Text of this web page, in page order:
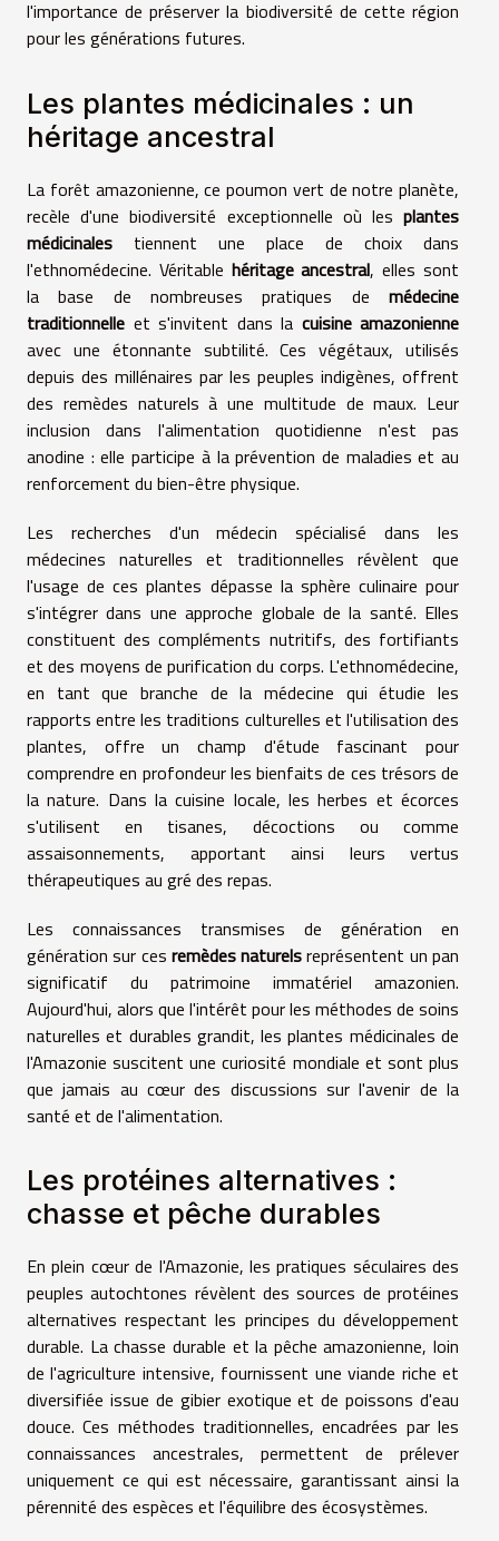
l'importance de préserver la biodiversité de cette région
pour les générations futures.
Les plantes médicinales : un
héritage ancestral
La forêt amazonienne, ce poumon vert de notre planète,
recèle d'une biodiversité exceptionnelle où les plantes
médicinales tiennent une place de choix dans
l'ethnomédecine. Véritable héritage ancestral, elles sont
la base de nombreuses pratiques de médecine
traditionnelle et s'invitent dans la cuisine amazonienne
avec une étonnante subtilité. Ces végétaux, utilisés
depuis des millénaires par les peuples indigènes, offrent
des remèdes naturels à une multitude de maux. Leur
inclusion dans l'alimentation quotidienne n'est pas
anodine : elle participe à la prévention de maladies et au
renforcement du bien-être physique.
Les recherches d'un médecin spécialisé dans les
médecines naturelles et traditionnelles révèlent que
l'usage de ces plantes dépasse la sphère culinaire pour
s'intégrer dans une approche globale de la santé. Elles
constituent des compléments nutritifs, des fortifiants
et des moyens de purification du corps. L'ethnomédecine,
en tant que branche de la médecine qui étudie les
rapports entre les traditions culturelles et l'utilisation des
plantes, offre un champ d'étude fascinant pour
comprendre en profondeur les bienfaits de ces trésors de
la nature. Dans la cuisine locale, les herbes et écorces
s'utilisent en tisanes, décoctions ou comme
assaisonnements, apportant ainsi leurs vertus
thérapeutiques au gré des repas.
Les connaissances transmises de génération en
génération sur ces remèdes naturelsreprésentent un pan
significatif du patrimoine immatériel amazonien.
Aujourd'hui, alors que l'intérêt pour les méthodes de soins
naturelles et durables grandit, les plantes médicinales de
l'Amazonie suscitent une curiosité mondiale et sont plus
que jamais au cœur des discussions sur l'avenir de la
santé et de l'alimentation.
Les protéines alternatives :
chasse et pêche durables
En plein cœur de l'Amazonie, les pratiques séculaires des
peuples autochtones révèlent des sources de protéines
alternatives respectant les principes du développement
durable. La chasse durable et la pêche amazonienne, loin
de l'agriculture intensive, fournissent une viande riche et
diversifiée issue de gibier exotique et de poissons d'eau
douce. Ces méthodes traditionnelles, encadrées par les
connaissances ancestrales, permettent de prélever
uniquement ce qui est nécessaire, garantissant ainsi la
pérennité des espèces et l'équilibre des écosystèmes.